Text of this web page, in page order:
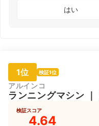
はい
1位 検証1位
アルインコ
ランニングマシン ｜
検証スコア
4.64